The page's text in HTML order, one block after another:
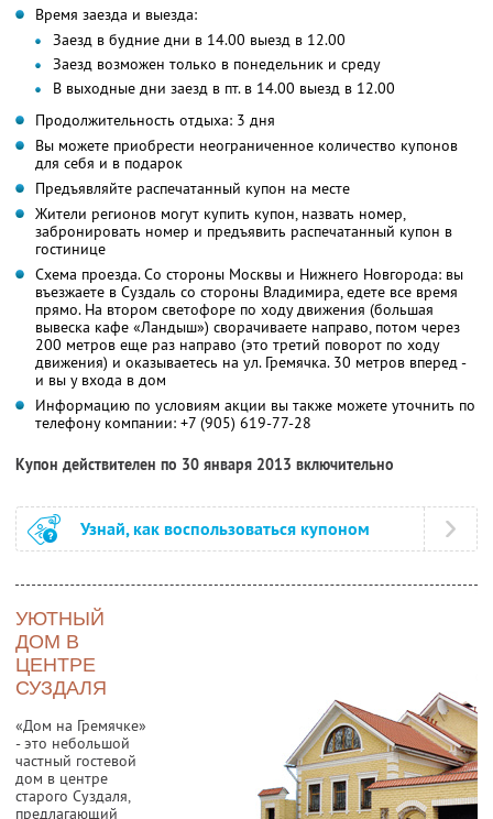
Время заезда и выезда:
Заезд в будние дни в 14.00 выезд в 12.00
Заезд возможен только в понедельник и среду
В выходные дни заезд в пт. в 14.00 выезд в 12.00
Продолжительность отдыха: 3 дня
Вы можете приобрести неограниченное количество купонов
для себя и в подарок
Предъявляйте распечатанный купон на месте
Жители регионов могут купить купон, назвать номер,
забронировать номер и предъявить распечатанный купон в
гостинице
Схема проезда. Со стороны Москвы и Нижнего Новгорода: вы
въезжаете в Суздаль со стороны Владимира, едете все время
прямо. На втором светофоре по ходу движения (большая
вывеска кафе «Ландыш») сворачиваете направо, потом через
200 метров еще раз направо (это третий поворот по ходу
движения) и оказываетесь на ул. Гремячка. 30 метров вперед -
и вы у входа в дом
Информацию по условиям акции вы также можете уточнить по
телефону компании: +7 (905) 619-77-28
Купон действителен по 30 января 2013 включительно
Узнай, как воспользоваться купоном
УЮТНЫЙ
ДОМ В
ЦЕНТРЕ
СУЗДАЛЯ
«Дом на Гремячке»
- это небольшой
частный гостевой
дом в центре
старого Суздаля,
предлагающий